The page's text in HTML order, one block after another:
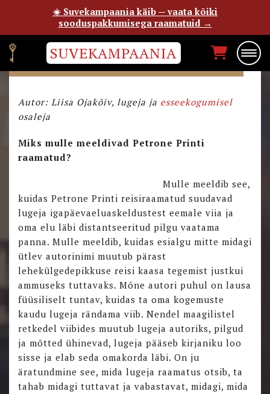
SUVEKAMPAANIA
LUGEJA LIISA OJAKÕIVU ESSEE
Autor: Liisa Ojakõiv, lugeja ja esseekogumisel
osaleja
Miks mulle meeldivad Petrone Printi
raamatud?
Mulle meeldib see,
kuidas Petrone Printi reisiraamatud suudavad
lugeja igapäevaeluaskeldustest eemale viia ja
oma elu läbi distantseeritud pilgu vaatama
panna. Mulle meeldib, kuidas esialgu mitte midagi
ütlev autorinimi muutub pärast
lehekülgedepikkuse reisi kaasa tegemist justkui
ammuseks tuttavaks. Mõne autori puhul on lausa
füüsiliselt tuntav, kuidas ta oma kogemuste
kaudu lugeja rändama viib. Nendel maagilistel
retkedel viibides muutub lugeja autoriks, pilgud
ja mõtted ühinevad, lugeja pääseb kirjaniku loo
sisse ja elab seda omakorda läbi. On ju
äratundmine see, mida lugeja raamatus otsib, ta
tahab midagi tuttavat ja vabastavat, midagi, mida
☀️ Suvekampaania käib — vaata kõiki
sooduspakkumisega raamatuid →